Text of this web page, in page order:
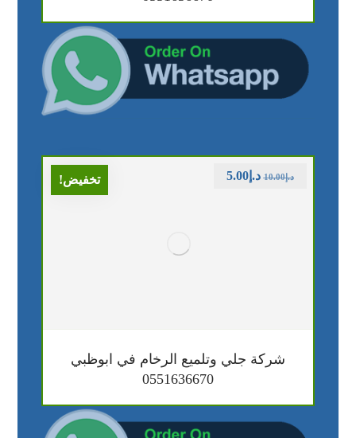
تخفيض!
شركة جلي وتلميع الرخام في ابوظبي
0551636670
د.إ10.00 د.إ5.00